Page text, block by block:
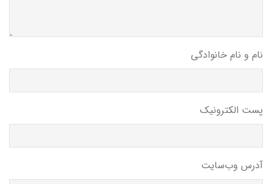
نام و نام خانوادگی
پست الکترونیک
آدرس وب‌سایت